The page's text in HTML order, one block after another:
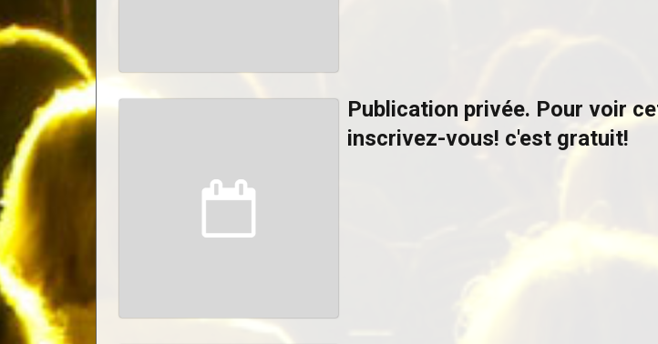
Publication privée. Pour voir
inscrivez-vous! c'est gratuit!